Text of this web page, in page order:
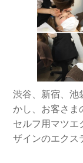
渋谷、新宿、池
かし、お客さま
セルフ用マツエ
ザインのエクス